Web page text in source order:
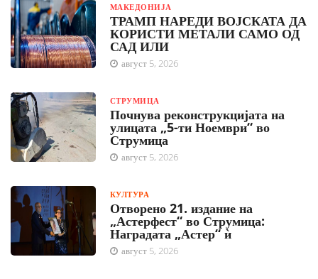
МАКЕДОНИЈА
ТРАМП НАРЕДИ ВОЈСКАТА ДА
КОРИСТИ МЕТАЛИ САМО ОД
САД ИЛИ
август 5, 2026
СТРУМИЦА
Почнува реконструкцијата на
улицата „5-ти Ноември“ во
Струмица
август 5, 2026
КУЛТУРА
Отворено 21. издание на
„Астерфест“ во Струмица:
Наградата „Астер“ ѝ
август 5, 2026